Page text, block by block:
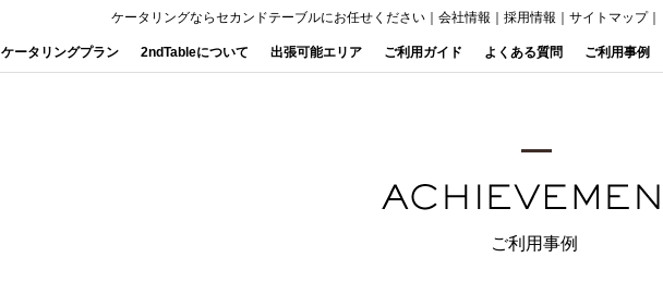
ケータリングならセカンドテーブルにお任せください 会社情報 採用情報 サイトマップ｜
ケータリングプラン 2ndTableについて 出張可能エリア ご利用ガイド よくある質問 ご利用事例
ご利用事例